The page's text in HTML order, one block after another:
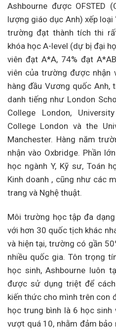
Ashbourne được OFSTED
lượng giáo dục Anh) xếp loại
trường đạt thành tích thi
khóa học A-level (dự bị đại
viên đạt A*A, 74% đạt
viên của trường được nhận
hàng đầu Vương quốc
danh tiếng như London
College London,
College London và the
Manchester. Hàng năm
nhận vào Oxbridge. Phần
học ngành Y, Kỹ sư, Toán
Kinh doanh , cũng như các
trang và Nghệ thuật.
Môi trường học tập đa
với hơn 30 quốc tịch khác
và hiện tại, trường có gần
nhiều quốc gia. Tôn trọng
học sinh, Ashbourne luôn
được sử dụng triệt để
kiến thức cho mình trên con
học trung bình là 6 học
vượt quá 10, nhằm đảm